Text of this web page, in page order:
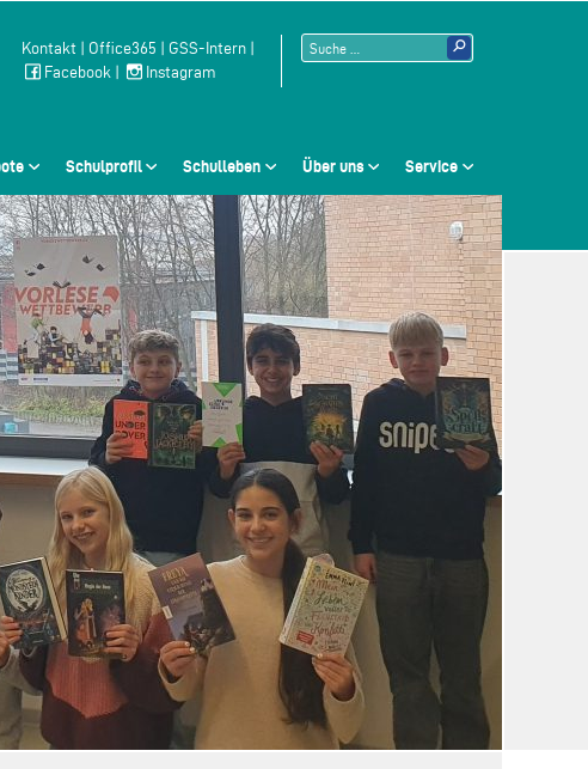
Kontakt| Office365 GSS-Intern|
Facebook| Instagram
Suchen
Schulprofil Schulleben Über uns Service